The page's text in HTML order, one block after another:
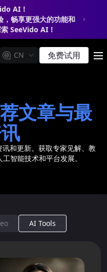
AI！
，畅享更强大的功能和
SeeVido AI！
CN 免费试用
文章与最
和更新。获取专家见解、教
智能技术和平台发展。
AI Tools